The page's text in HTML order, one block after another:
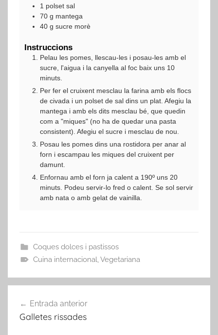
1 polset sal
70 g mantega
40 g sucre morè
Instruccions
Pelau les pomes, llescau-les i posau-les amb el
sucre, l'aigua i la canyella al foc baix uns 10
minuts.
Per fer el cruixent mesclau la farina amb els flocs
de civada i un polset de sal dins un plat. Afegiu la
mantega i amb els dits mesclau bé, que quedin
com a "miques" (no ha de quedar una pasta
consistent). Afegiu el sucre i mesclau de nou.
Posau les pomes dins una rostidora per anar al
forn i escampau les miques del cruixent per
damunt.
Enfornau amb el forn ja calent a 190º uns 20
minuts. Podeu servir-lo fred o calent. Se sol servir
amb nata o amb gelat de vainilla.
Coques dolces i pastissos
Cuina internacional,Vegetariana
d'entrades
Entrada anterior
Galletes rissades